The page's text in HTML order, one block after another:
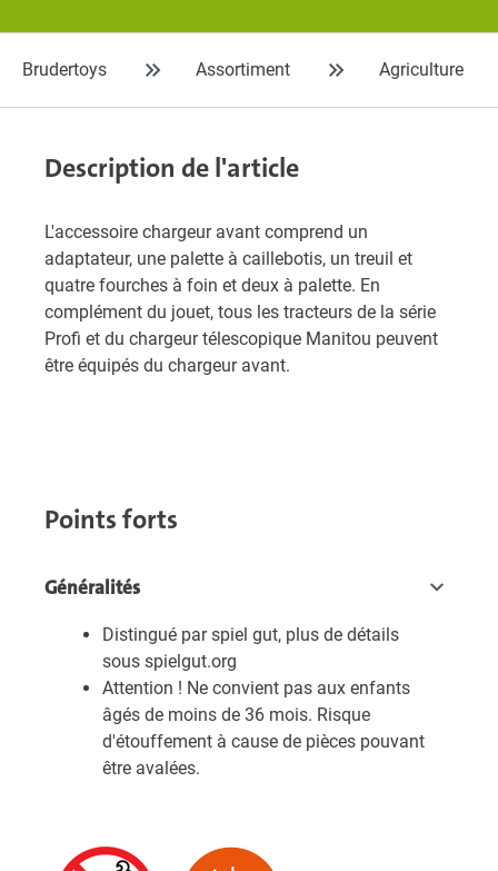
Brudertoys Assortiment Agriculture
Description de l'article
L'accessoire chargeur avant comprend un
adaptateur, une palette à caillebotis, un treuil et
quatre fourches à foin et deux à palette. En
complément du jouet, tous les tracteurs de la série
Profi et du chargeur télescopique Manitou peuvent
être équipés du chargeur avant.
Points forts
Généralités
Distingué par spiel gut, plus de détails
sous spielgut.org
Attention ! Ne convient pas aux enfants
âgés de moins de 36 mois. Risque
d'étouffement à cause de pièces pouvant
être avalées.